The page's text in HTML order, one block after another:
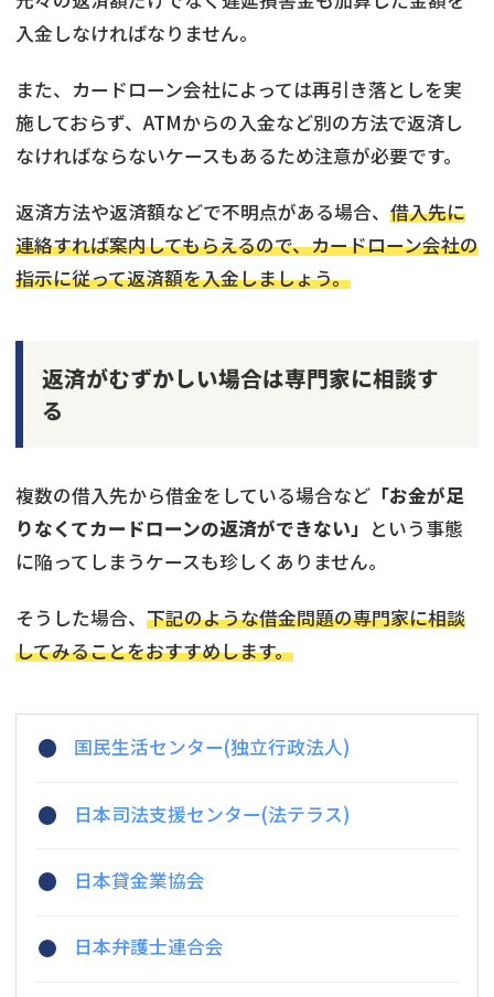
入金しなければなりません。
また、カードローン会社によっては再引き落としを実
施しておらず、ATMからの入金など別の方法で返済し
なければならないケースもあるため注意が必要です。
返済方法や返済額などで不明点がある場合、 借入先に
連絡すれば案内してもらえるので、カードローン会社の
指示に従って返済額を入金しましょう。
返済がむずかしい場合は専門家に相談す
る
複数の借入先から借金をしている場合など 「お金が足
りなくてカードローンの返済ができない」 という事態
に陥ってしまうケースも珍しくありません。
そうした場合、 下記のような借金問題の専門家に相談
してみることをおすすめします。
国民生活センター(独立行政法人)
日本司法支援センター(法テラス)
日本貸金業協会
日本弁護士連合会